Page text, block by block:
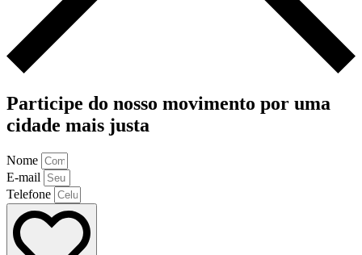
Participe do nosso movimento por uma
cidade mais justa
Nome
E-mail
Telefone